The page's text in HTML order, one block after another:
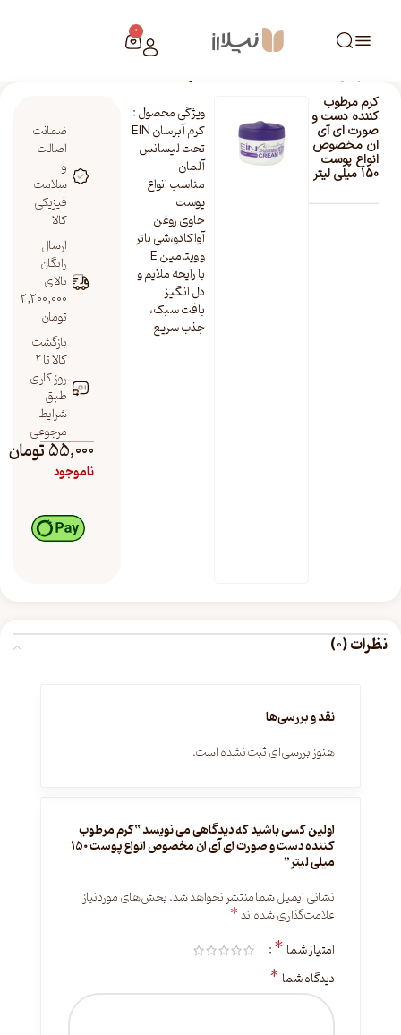
0
فروشگاه نیلارز
کرم مرطوب کننده دست و صورت ای آی ان مخصوص انواع پوست 150 میلی لیتر
کرم مرطوب
کننده دست و
صورت ای آی
ان مخصوص
انواع پوست
150 میلی لیتر
ویژگی محصول :
کرم آبرسان EIN
تحت لیسانس
آلمان
مناسب انواع
پوست
حاوی روغن
آواکادو،شی باتر
و ویتامین E
با رایحه ملایم و
دل انگیز
بافت سبک،
جذب سریع
ضمانت
اصالت
و
سلامت
فیزیکی
کالا
ارسال
رایگان
بالای
2,200,000
تومان
بازگشت
کالا تا 2
روز کاری
طبق
شرایط
مرجوعی
55,000تومان
ناموجود
نظرات (0)
نقد و بررسی‌ها
هنوز بررسی‌ای ثبت نشده است.
اولین کسی باشید که دیدگاهی می نویسد “کرم مرطوب
کننده دست و صورت ای آی ان مخصوص انواع پوست 150
میلی لیتر”
نشانی ایمیل شما منتشر نخواهد شد.بخش‌های موردنیاز
علامت‌گذاری شده‌اند*
امتیاز شما*
دیدگاه شما*